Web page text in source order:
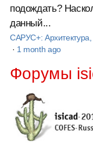
подождать?
данный...
САРУС+:
· 1 month ago
Форумы